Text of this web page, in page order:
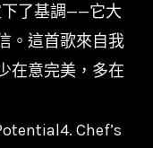
下了基調——它大
。這首歌來自我
在意完美，多在
Chef’s